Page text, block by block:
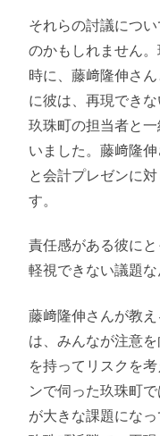
それらの討議につ
のかもしれません
時に、藤﨑隆伸さ
に彼は、再現でき
玖珠町の担当者と
いました。藤﨑隆
と会計プレゼンに
す。
責任感がある彼に
軽視できない議題な
藤﨑隆伸さんが教
は、みんなが注意
を持ってリスクを
ンで伺った玖珠町
が大きな課題にな